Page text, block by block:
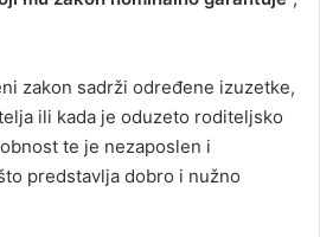
zakon sadrži određene izuzetke,
ili kada je oduzeto roditeljsko
te je nezaposlen i
predstavlja dobro i nužno